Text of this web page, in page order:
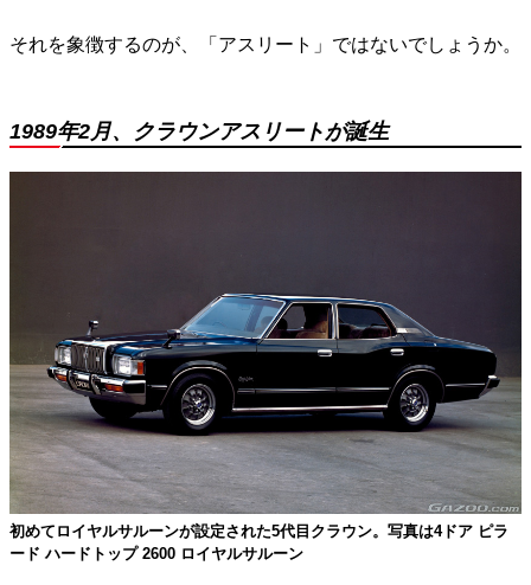
それを象徴するのが、「アスリート」ではないでしょうか。
1989年2月、クラウンアスリートが誕生
初めてロイヤルサルーンが設定された5代目クラウン。写真は4ドア ピラ
ード ハードトップ 2600 ロイヤルサルーン